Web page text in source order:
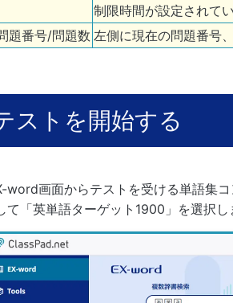
制限時間が設定されて
題番号/問題数 左側に現在の問題番号
ストを開始する
word画面からテストを受ける単語集コ
て「英単語ターゲット1900」を選択し